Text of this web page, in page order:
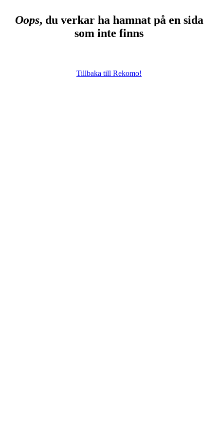
Oops, du verkar ha hamnat på en sida
som inte finns
Tillbaka till Rekomo!